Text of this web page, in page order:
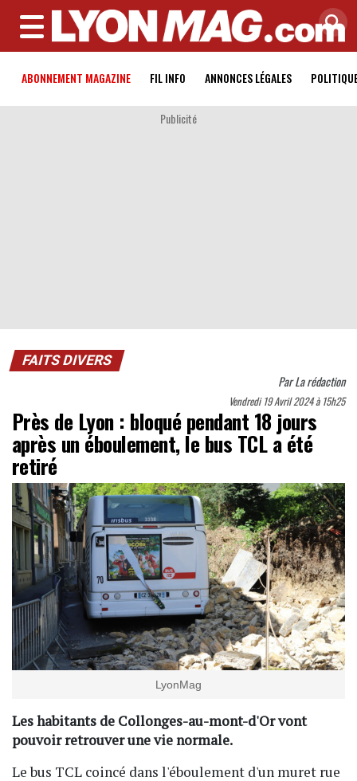
MENU
ABONNEMENT MAGAZINE FIL INFO ANNONCES LÉGALES
Publicité
FAITS DIVERS
ParLa rédaction
Vendredi 19 Avril 2024 à 15h25
Près de Lyon : bloqué pendant 18 jours
après un éboulement, le bus TCL a été
retiré
LyonMag
Les habitants de Collonges-au-mont-d'Or vont
pouvoir retrouver une vie normale.
Le bus TCL coincé dans l'éboulement d'un muret rue